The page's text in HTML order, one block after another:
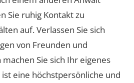
Sie ruhig Kontakt zu
auf. Verlassen Sie sich
von Freunden und
Sie sich Ihr eigenes
ist eine höchstpersönliche und